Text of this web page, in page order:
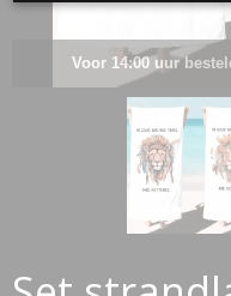
Voor 14:00 uur